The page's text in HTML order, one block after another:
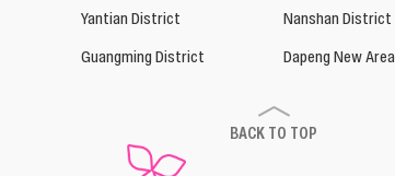
Yantian District Nanshan District
Guangming District Dapeng New Area
BACK TO TOP